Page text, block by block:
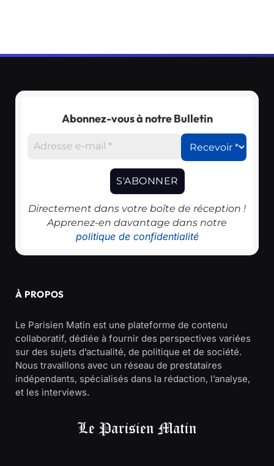
Abonnez-vous à notre Bulletin
Directement dans votre boîte de réception !
Apprenez-en davantage dans notre
politique de confidentialité
À PROPOS
Le Parisien Matin est une plateforme de contenu
collaboratif, dédiée à fournir des perspectives variées
sur des sujets d’actualité, de politique et de société.
Nous travaillons avec un réseau de prestataires
indépendants, spécialisés dans la rédaction, l’analyse,
et les interviews.